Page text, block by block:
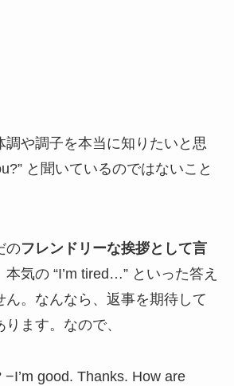
調や調子を本当に知りたいと思
と聞いているのではないこと
のフレンドリーな挨拶として言
本気の “I’m tired…” といった答え
ん。なんなら、返事を期待して
ます。なので、
−I’m good. Thanks. How are